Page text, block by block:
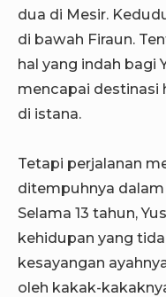
dua di Mesir.
di bawah Firaun.
hal yang indah bagi
mencapai destinasi
di istana.
Tetapi perjalanan
ditempuhnya
Selama 13 tahun,
kehidupan yang
kesayangan
oleh kakak-